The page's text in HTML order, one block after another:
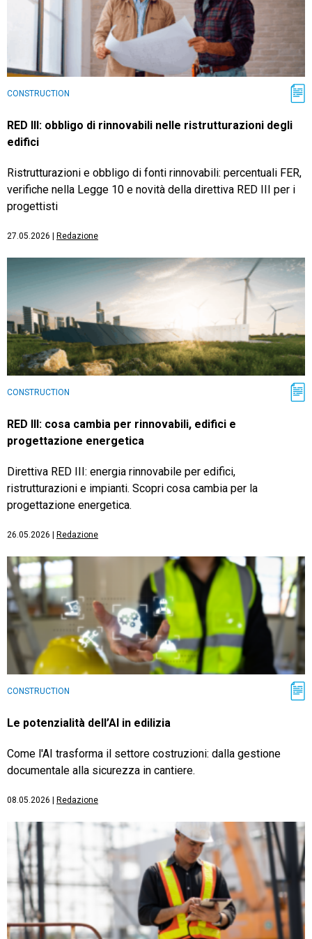
CONSTRUCTION
RED III: obbligo di rinnovabili nelle ristrutturazioni degli
edifici
Ristrutturazioni e obbligo di fonti rinnovabili: percentuali FER,
verifiche nella Legge 10 e novità della direttiva RED III per i
progettisti
27.05.2026 Redazione
CONSTRUCTION
RED III: cosa cambia per rinnovabili, edifici e
progettazione energetica
Direttiva RED III: energia rinnovabile per edifici,
ristrutturazioni e impianti. Scopri cosa cambia per la
progettazione energetica.
26.05.2026 Redazione
CONSTRUCTION
Le potenzialità dell’AI in edilizia
Come l'AI trasforma il settore costruzioni: dalla gestione
documentale alla sicurezza in cantiere.
08.05.2026 Redazione